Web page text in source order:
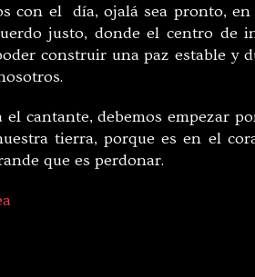
con el día, ojalá sea pronto,
justo, donde el centro de
construir una paz estable y
cantante, debemos empezar
tierra, porque es en el
que es perdonar.